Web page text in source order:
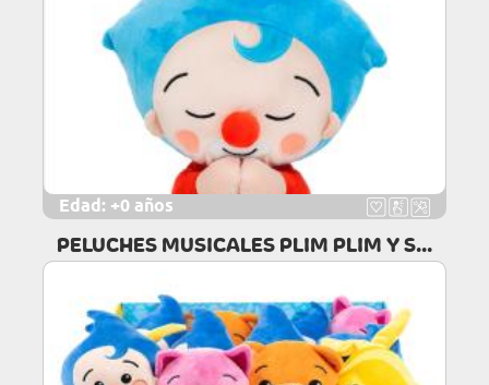
Edad: +0 años
PELUCHES MUSICALES PLIM PLIM Y S...